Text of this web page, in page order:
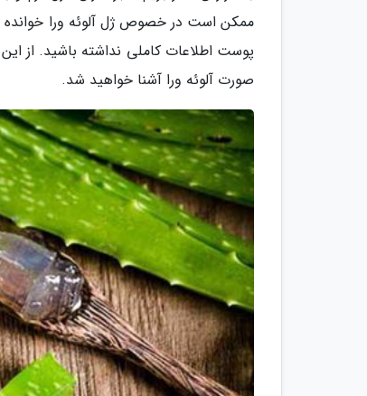
ممکن است در خصوص ژل آلوئه ورا خوانده
پوست اطلاعات کاملی نداشته باشید. از
صورت آلوئه ورا آشنا خواهید شد.